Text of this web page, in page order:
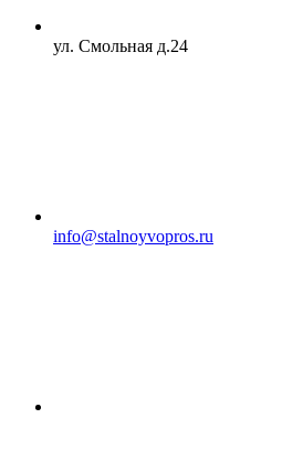
ул. Смольная д.24
info@stalnoyvopros.ru